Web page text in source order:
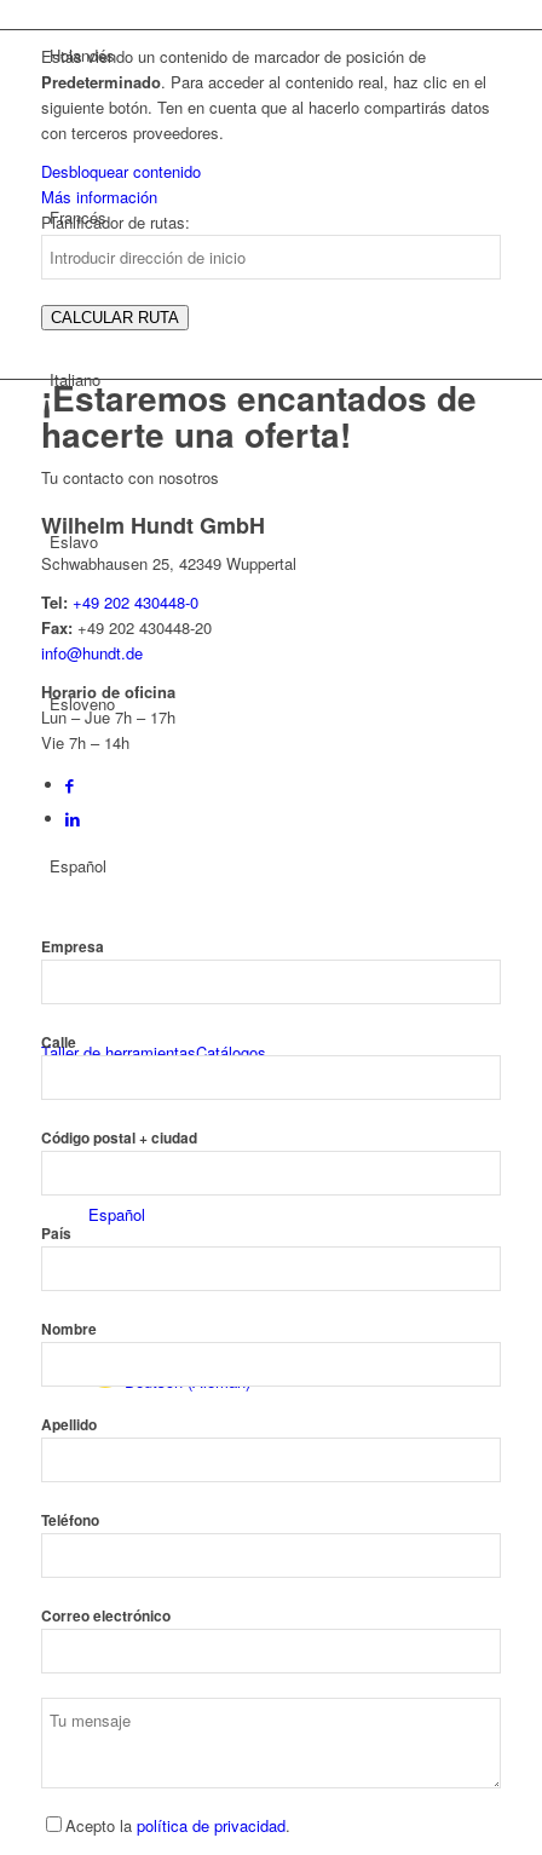
Holandés
Francés
Italiano
Eslavo
Esloveno
Español
Taller de herramientasCatálogos
Español
Deutsch(Alemán)
Polski
Estás viendo un contenido de marcador de posición de
Predeterminado. Para acceder al contenido real, haz clic en el
siguiente botón. Ten en cuenta que al hacerlo compartirás datos
con terceros proveedores.
Desbloquear contenido
Más información
Planificador de rutas:
CALCULAR RUTA
¡Estaremos encantados de
hacerte una oferta!
Tu contacto con nosotros
Wilhelm Hundt GmbH
Schwabhausen 25, 42349 Wuppertal
Tel: +49 202 430448-0
Fax:+49 202 430448-20
info@hundt.de
Horario de oficina
Lun – Jue 7h – 17h
Vie 7h – 14h
Empresa
Calle
Código postal + ciudad
País
Nombre
Apellido
Teléfono
Correo electrónico
Acepto la política de privacidad.